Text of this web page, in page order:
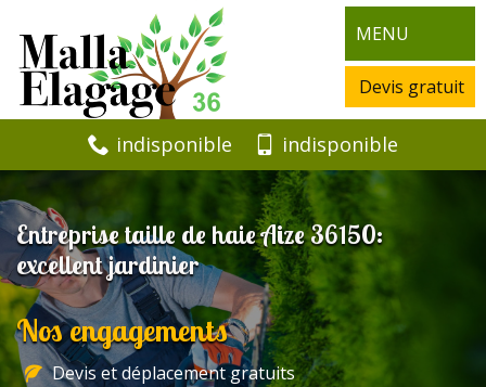
MENU
Devis gratuit
indisponible indisponible
Entreprise taille de haie Aize 36150:
excellent jardinier
Nos engagements
Devis et déplacement gratuits